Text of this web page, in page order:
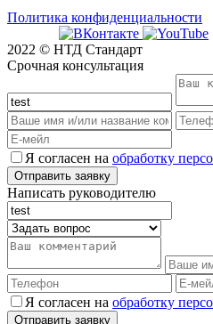
Политика конфиденциальности
2022 © НТД Стандарт
Срочная консультация
Я согласен на обработку
Написать руководителю
Я согласен на обработку